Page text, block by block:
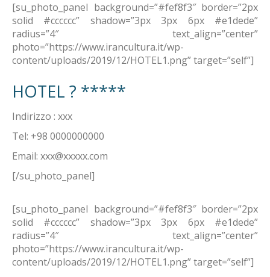
[su_photo_panel background=”#fef8f3″ border=”2px
solid #cccccc” shadow=”3px 3px 6px #e1dede”
radius=”4″ text_align=”center”
photo=”https://www.irancultura.it/wp-
content/uploads/2019/12/HOTEL1.png” target=”self”]
HOTEL ? *****
Indirizzo : xxx
Tel: +98 0000000000
Email: xxx@xxxxx.com
[/su_photo_panel]
[su_photo_panel background=”#fef8f3″ border=”2px
solid #cccccc” shadow=”3px 3px 6px #e1dede”
radius=”4″ text_align=”center”
photo=”https://www.irancultura.it/wp-
content/uploads/2019/12/HOTEL1.png” target=”self”]